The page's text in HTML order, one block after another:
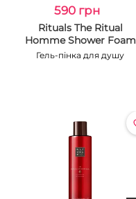
590 грн
Rituals The Ritual
Homme Shower Foam
Гель-пінка для душу